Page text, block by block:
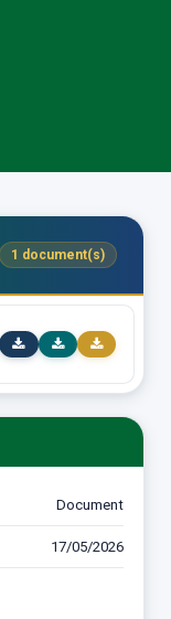
1 document(s)
Document
17/05/2026